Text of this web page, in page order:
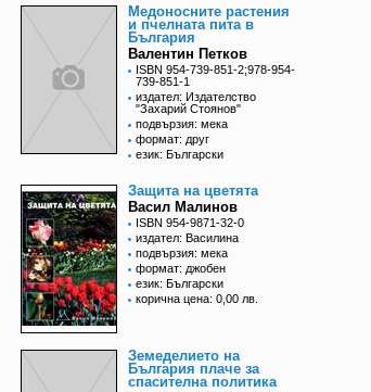
Медоносните растения
и пчелната пита в
България
Валентин Петков
ISBN 954-739-851-2;978-954-
739-851-1
издател: Издателство
"Захарий Стоянов"
подвързия: мека
формат: друг
език: Български
Защита на цветята
Васил Малинов
ISBN 954-9871-32-0
издател: Василина
подвързия: мека
формат: джобен
език: Български
корична цена: 0,00 лв.
Земеделието на
България плаче за
спасителна политика